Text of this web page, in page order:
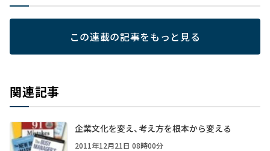
この連載の記事をもっと見る
関連記事
企業文化を変え、考え方を根本から変える
2011年12月21日 08時00分